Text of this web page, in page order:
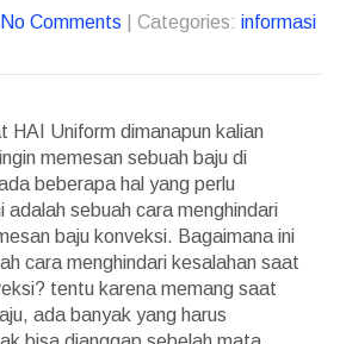
No Comments | Categories: informasi
HAI Uniform dimanapun kalian
memesan sebuah baju di
beberapa hal yang perlu
adalah sebuah cara menghindari
baju konveksi. Bagaimana ini
cara menghindari kesalahan saat
tentu karena memang saat
ada banyak yang harus